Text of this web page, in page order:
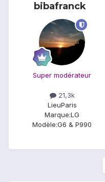
bibafranck
Super modérateur
21,3k
LieuParis
Marque:LG
Modèle:G6 & P990